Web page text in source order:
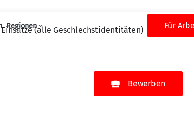
Regionen Für
(alle Geschlechstidentitäten)
Bewerben